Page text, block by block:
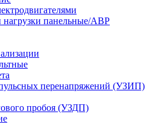
панельные/АВР
перенапряжений (УЗИП)
пробоя (УЗДП)